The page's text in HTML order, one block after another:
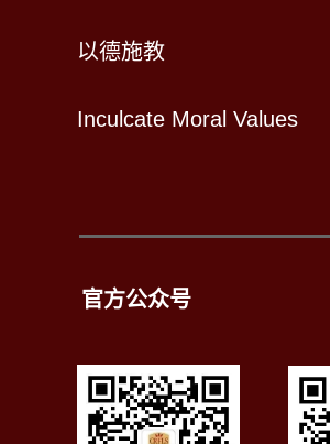
以德施教
Inculcate Moral Values
官方公众号